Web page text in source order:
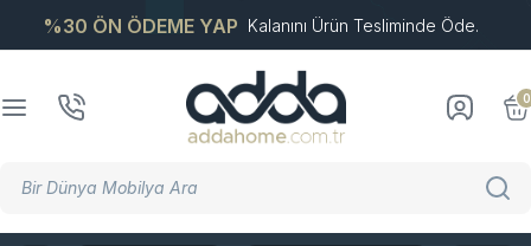
%30 ÖN ÖDEME YAP Kalanını Ürün Tesliminde Öde.
0